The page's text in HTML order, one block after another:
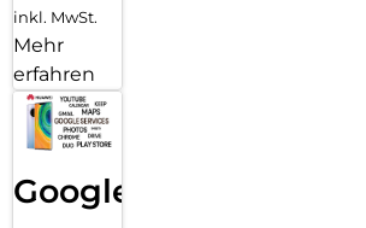
inkl. MwSt.
Mehr
erfahren
Google